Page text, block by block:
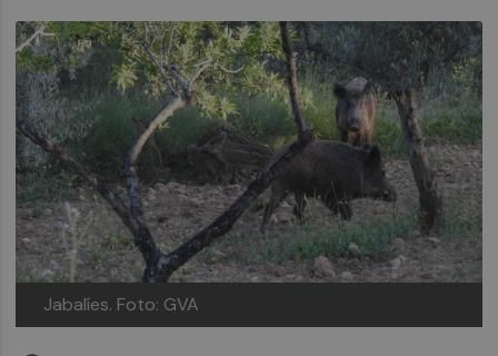
Jabalíes. Foto: GVA